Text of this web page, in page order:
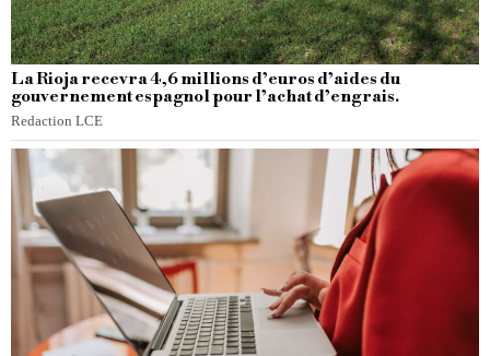
La Rioja recevra 4,6 millions d’euros d’aides du
gouvernement espagnol pour l’achat d’engrais.
Redaction LCE